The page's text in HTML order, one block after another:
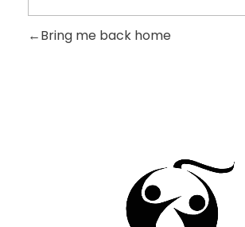
Bring me back home